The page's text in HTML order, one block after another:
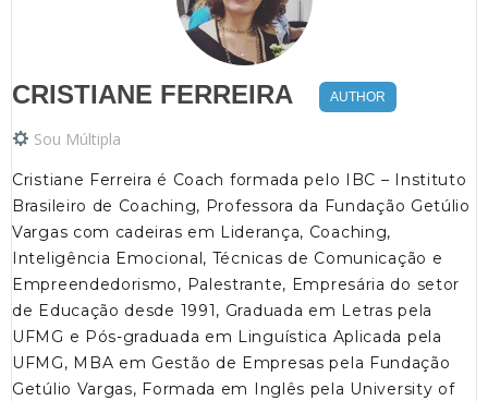
CRISTIANE FERREIRA AUTHOR
Sou Múltipla
Cristiane Ferreira é Coach formada pelo IBC – Instituto
Brasileiro de Coaching, Professora da Fundação Getúlio
Vargas com cadeiras em Liderança, Coaching,
Inteligência Emocional, Técnicas de Comunicação e
Empreendedorismo, Palestrante, Empresária do setor
de Educação desde 1991, Graduada em Letras pela
UFMG e Pós-graduada em Linguística Aplicada pela
UFMG, MBA em Gestão de Empresas pela Fundação
Getúlio Vargas, Formada em Inglês pela University of